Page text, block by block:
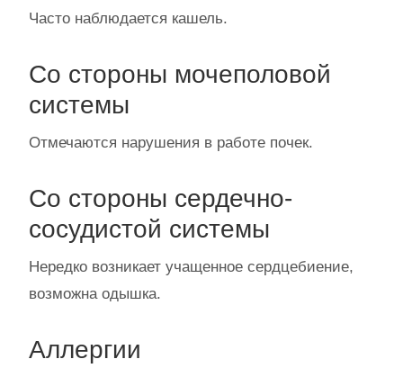
Часто наблюдается кашель.
Со стороны мочеполовой
системы
Отмечаются нарушения в работе почек.
Со стороны сердечно-
сосудистой системы
Нередко возникает учащенное сердцебиение,
возможна одышка.
Аллергии